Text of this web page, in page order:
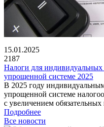
15.01.2025
2187
Налоги для
упрощенной системе 2025
В 2025 году
упрощенной системе
с увеличением обязательных
Подробнее
Все новости